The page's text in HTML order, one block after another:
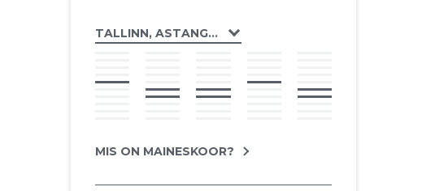
TALLINN, ASTANGU TN 27D, ASTANGU TN 29,
MIS ON MAINESKOOR?